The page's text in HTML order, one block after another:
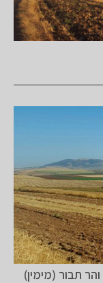
תבור (מימין)